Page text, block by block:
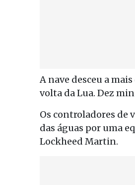
A nave desceu a
volta da Lua. Dez
Os controladores de
das águas por uma
Lockheed Martin.